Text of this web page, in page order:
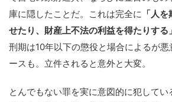
庫に隠したことだ。これは完全に 「人
せたり、財産上不法の利益を得たりする
刑期は10年以下の懲役と場合によるが
ースも。立件されると意外と大変。
とんでもない罪を実に意図的に犯して